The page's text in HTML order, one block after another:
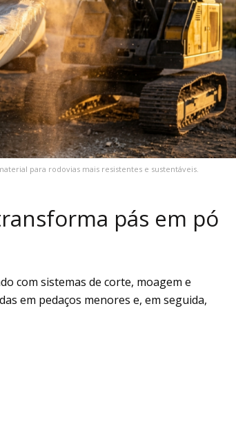
para rodovias mais resistentes e sustentáveis.
pás em pó
com sistemas de corte, moagem e
em pedaços menores e, em seguida,